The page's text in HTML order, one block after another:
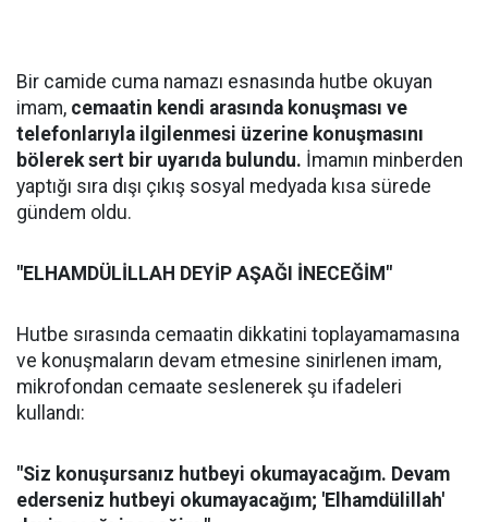
Bir camide cuma namazı esnasında hutbe okuyan
imam, cemaatin kendi arasında konuşması ve
telefonlarıyla ilgilenmesi üzerine konuşmasını
bölerek sert bir uyarıda bulundu. İmamın minberden
yaptığı sıra dışı çıkış sosyal medyada kısa sürede
gündem oldu.
"ELHAMDÜLİLLAH DEYİP AŞAĞI İNECEĞİM"
Hutbe sırasında cemaatin dikkatini toplayamamasına
ve konuşmaların devam etmesine sinirlenen imam,
mikrofondan cemaate seslenerek şu ifadeleri
kullandı:
"Siz konuşursanız hutbeyi okumayacağım. Devam
ederseniz hutbeyi okumayacağım; 'Elhamdülillah'